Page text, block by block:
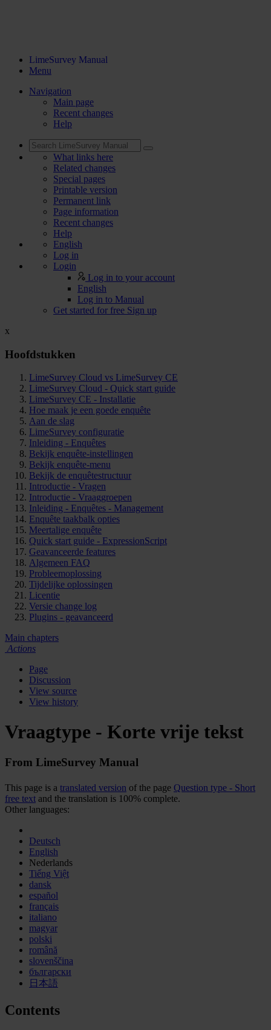
LimeSurvey Manual
Menu
Navigation
Main page
Recent changes
Help
What links here
Related changes
Special pages
Printable version
Permanent link
Page information
Recent changes
Help
English
Log in
Login
Log in to your account
English
Log in to Manual
Get started for free Sign up
x
Hoofdstukken
LimeSurvey Cloud vs LimeSurvey CE
LimeSurvey Cloud - Quick start guide
LimeSurvey CE - Installatie
Hoe maak je een goede enquête
Aan de slag
LimeSurvey configuratie
Inleiding - Enquêtes
Bekijk enquête-instellingen
Bekijk enquête-menu
Bekijk de enquêtestructuur
Introductie - Vragen
Introductie - Vraaggroepen
Inleiding - Enquêtes - Management
Enquête taakbalk opties
Meertalige enquête
Quick start guide - ExpressionScript
Geavanceerde features
Algemeen FAQ
Probleemoplossing
Tijdelijke oplossingen
Licentie
Versie change log
Plugins - geavanceerd
Main chapters
Actions
Page
Discussion
View source
View history
Vraagtype - Korte vrije tekst
From LimeSurvey Manual
This page is a translated version of the page Question type - Short
free text and the translation is 100% complete.
Other languages:
Deutsch
English
Nederlands
Tiếng Việt
dansk
español
français
italiano
magyar
polski
română
slovenščina
български
日本語
Contents